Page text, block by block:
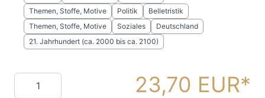
Themen, Stoffe, Motive Politik
Belletristik
Themen, Stoffe, Motive
Soziales
Deutschland
21. Jahrhundert (ca. 2000 bis ca. 2100)
Menge 23,70 EUR